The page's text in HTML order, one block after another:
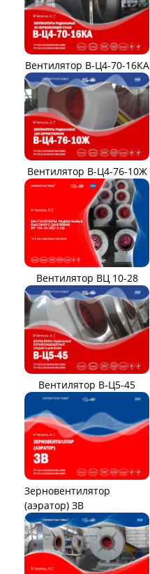
Вентилятор В-Ц4-70-16КА
Вентилятор В-Ц4-76-10Ж
Вентилятор ВЦ 10-28
Вентилятор В-Ц5-45
Зерновентилятор
(аэратор) ЗВ